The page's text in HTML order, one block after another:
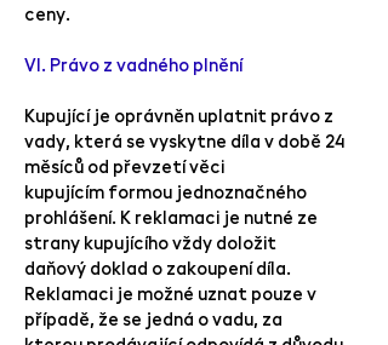
ceny.
VI. Právo z vadného plnění
Kupující je oprávněn uplatnit právo z
vady, která se vyskytne díla v době 24
měsíců od převzetí věci
kupujícím formou jednoznačného
prohlášení. K reklamaci je nutné ze
strany kupujícího vždy doložit
daňový doklad o zakoupení díla.
Reklamaci je možné uznat pouze v
případě, že se jedná o vadu, za